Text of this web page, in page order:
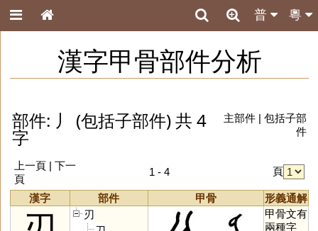
粵
普
漢字甲骨部件分析
部件: 丿 (包括子部件) 共 4
字
主部件| 包括子部
件
上一頁 | 下一
頁
1 - 4 頁
漢字 部件 甲骨 形義通解
刃
甲骨文有
兩種字